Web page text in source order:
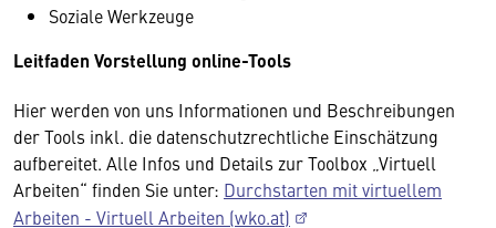
Soziale Werkzeuge
Leitfaden Vorstellung online-Tools
Hier werden von uns Informationen und Beschreibungen
der Tools inkl. die datenschutzrechtliche Einschätzung
aufbereitet. Alle Infos und Details zur Toolbox „Virtuell
Arbeiten“ finden Sie unter: Durchstarten mit virtuellem
Arbeiten - Virtuell Arbeiten (wko.at)